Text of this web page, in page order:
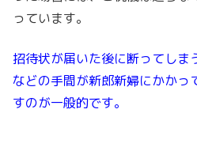
っています。
招待状が届いた後に断ってしま
などの手間が新郎新婦にかかっ
すのが一般的です。